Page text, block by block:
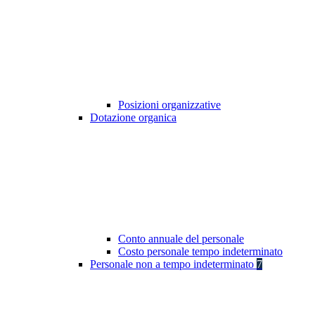
Posizioni organizzative
Dotazione organica
Conto annuale del personale
Costo personale tempo indeterminato
Personale non a tempo indeterminato 7